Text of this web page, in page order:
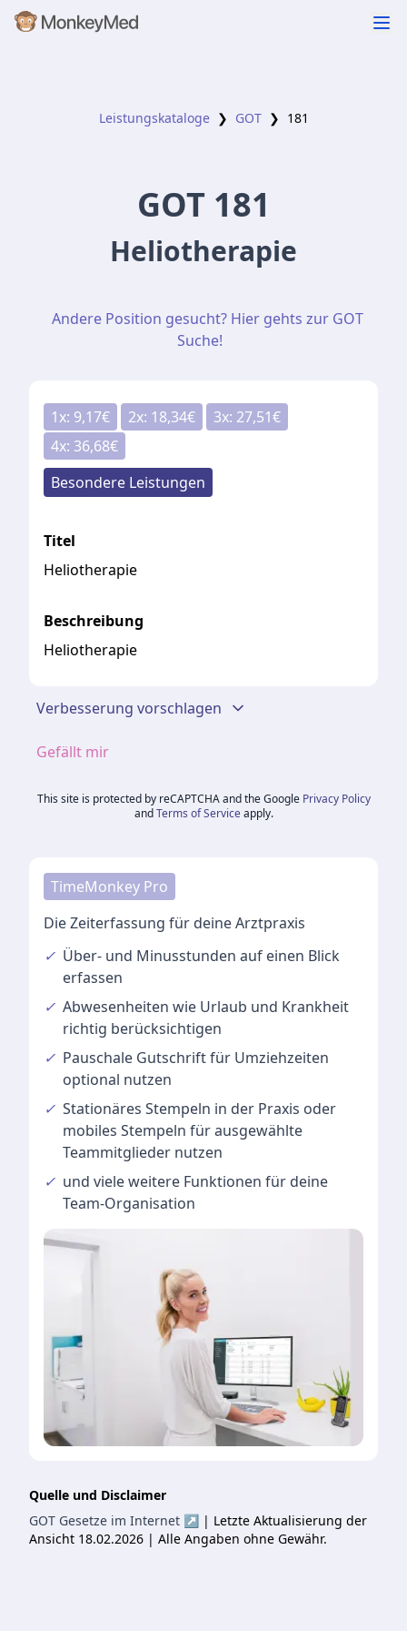
Leistungskataloge ❯ GOT ❯ 181
GOT 181
Heliotherapie
Andere Position gesucht? Hier gehts zur GOT
Suche!
1x: 9,17€ 2x: 18,34€ 3x: 27,51€
4x: 36,68€
Besondere Leistungen
Titel
Heliotherapie
Beschreibung
Heliotherapie
Verbesserung vorschlagen
Gefällt mir
This site is protected by reCAPTCHA and the Google Privacy Policy
and Terms of Service apply.
TimeMonkey Pro
Die Zeiterfassung für deine Arztpraxis
✓ Über- und Minusstunden auf einen Blick
erfassen
✓ Abwesenheiten wie Urlaub und Krankheit
richtig berücksichtigen
✓ Pauschale Gutschriftfür Umziehzeiten
optional nutzen
✓ Stationäres Stempeln in der Praxis oder
mobiles Stempeln für ausgewählte
Teammitglieder nutzen
✓ und vieleweitere Funktionen für deine
Team-Organisation
Quelle und Disclaimer
GOT Gesetze im Internet ↗ | Letzte Aktualisierung der
Ansicht 18.02.2026 | Alle Angaben ohne Gewähr.